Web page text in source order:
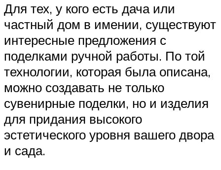
Для тех, у кого есть дача или
частный дом в имении, существуют
интересные предложения с
поделками ручной работы. По той
технологии, которая была описана,
можно создавать не только
сувенирные поделки, но и изделия
для придания высокого
эстетического уровня вашего двора
и сада.